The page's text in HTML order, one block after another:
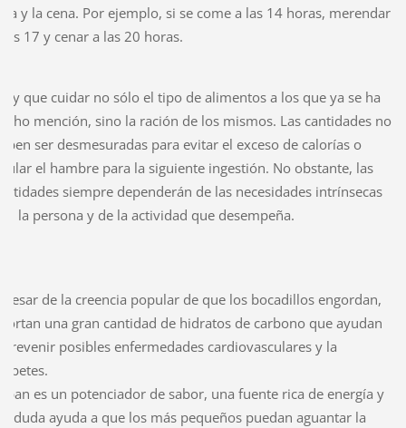
y la cena. Por ejemplo, si se come a las 14 horas, merendar
las 17 y cenar a las 20 horas.
que cuidar no sólo el tipo de alimentos a los que ya se ha
mención, sino la ración de los mismos. Las cantidades no
ser desmesuradas para evitar el exceso de calorías o
el hambre para la siguiente ingestión. No obstante, las
siempre dependerán de las necesidades intrínsecas
la persona y de la actividad que desempeña.
pesar de la creencia popular de que los bocadillos engordan,
una gran cantidad de hidratos de carbono que ayudan
prevenir posibles enfermedades cardiovasculares y la
pan es un potenciador de sabor, una fuente rica de energía y
duda ayuda a que los más pequeños puedan aguantar la